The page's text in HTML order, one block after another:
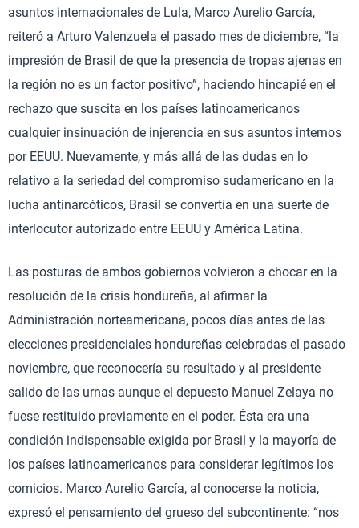
asuntos internacionales de Lula, Marco Aurelio García,
reiteró a Arturo Valenzuela el pasado mes de diciembre, “la
impresión de Brasil de que la presencia de tropas ajenas en
la región no es un factor positivo”, haciendo hincapié en el
rechazo que suscita en los países latinoamericanos
cualquier insinuación de injerencia en sus asuntos internos
por EEUU. Nuevamente, y más allá de las dudas en lo
relativo a la seriedad del compromiso sudamericano en la
lucha antinarcóticos, Brasil se convertía en una suerte de
interlocutor autorizado entre EEUU y América Latina.
Las posturas de ambos gobiernos volvieron a chocar en la
resolución de la crisis hondureña, al afirmar la
Administración norteamericana, pocos días antes de las
elecciones presidenciales hondureñas celebradas el pasado
noviembre, que reconocería su resultado y al presidente
salido de las urnas aunque el depuesto Manuel Zelaya no
fuese restituido previamente en el poder. Ésta era una
condición indispensable exigida por Brasil y la mayoría de
los países latinoamericanos para considerar legítimos los
comicios. Marco Aurelio García, al conocerse la noticia,
expresó el pensamiento del grueso del subcontinente: “nos